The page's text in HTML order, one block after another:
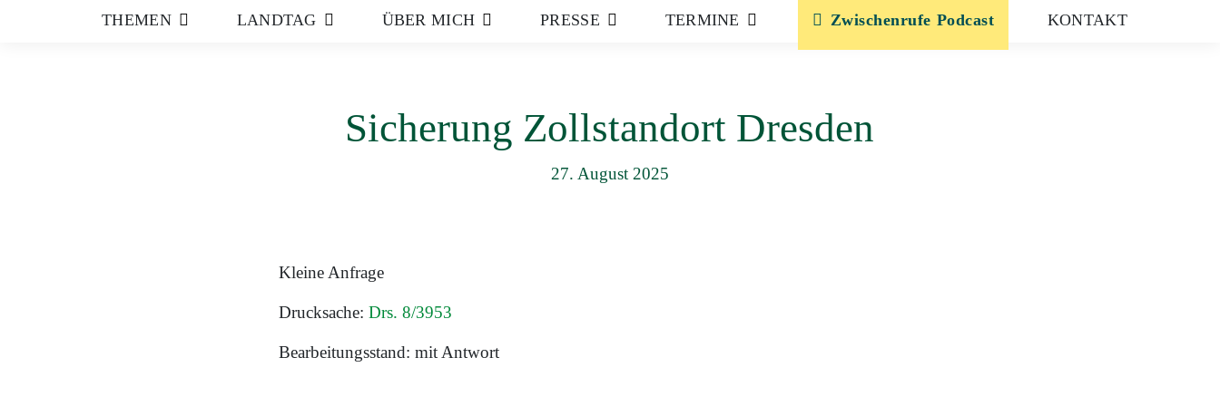
THEMEN LANDTAG ÜBER MICH PRESSE TERMINE Zwischenrufe KONTAKT
Sicherung Zollstandort Dresden
27. August 2025
Kleine Anfrage
Drucksache: Drs. 8/3953
Bearbeitungsstand: mit Antwort